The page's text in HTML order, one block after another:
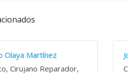
Olaya Martínez
Cirujano Reparador,